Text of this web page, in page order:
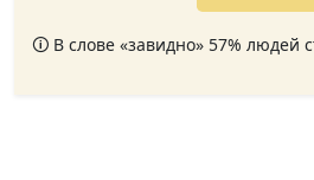
🛈 В слове «завидно» 57% людей